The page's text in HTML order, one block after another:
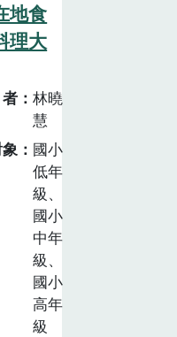
親近
識農
灣土
功能
過五
大家
環境
結。
解，
地、
機農
才是
地食
理大
林曉
慧
國小
低年
級、
國小
中年
級、
國小
高年
級